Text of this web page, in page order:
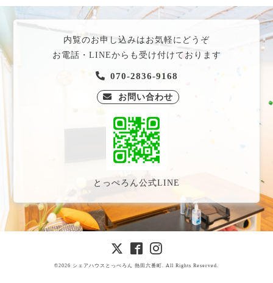
内覧のお申し込みはお気軽にどうぞ
お電話・LINEからも受け付けております
070-2836-9168
お問い合わせ
とっぺろん公式LINE
©2026 シェアハウスとっぺろん 熱田六番町. All Rights Reserved.